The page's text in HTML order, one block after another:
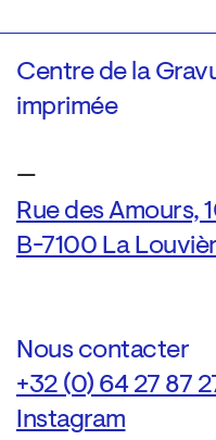
Centre de la
imprimée
—
Rue des Amours,
B-7100 La
Nous contacter
+32 (0) 64 27 87
Instagram